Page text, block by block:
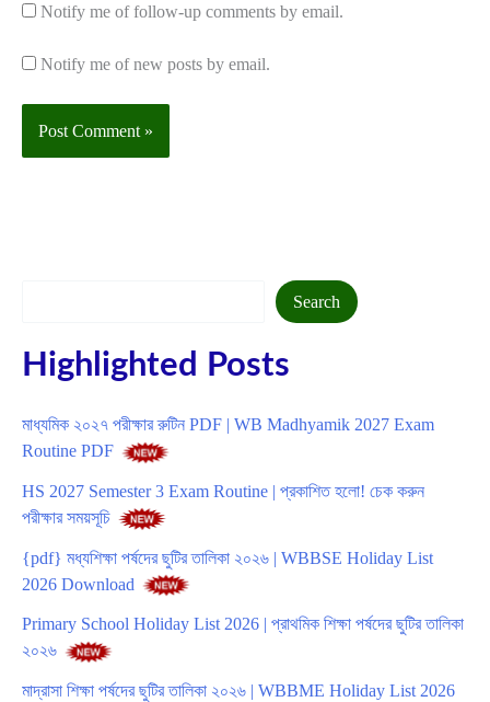
Notify me of follow-up comments by email.
Notify me of new posts by email.
Search
Highlighted Posts
মাধ্যমিক ২০২৭ পরীক্ষার রুটিন PDF | WB Madhyamik 2027 Exam
Routine PDF
HS 2027 Semester 3 Exam Routine | প্রকাশিত হলো! চেক করুন
পরীক্ষার সময়সূচি
{pdf} মধ্যশিক্ষা পর্ষদের ছুটির তালিকা ২০২৬ | WBBSE Holiday List
2026 Download
Primary School Holiday List 2026 | প্রাথমিক শিক্ষা পর্ষদের ছুটির তালিকা
২০২৬
মাদ্রাসা শিক্ষা পর্ষদের ছুটির তালিকা ২০২৬ | WBBME Holiday List 2026